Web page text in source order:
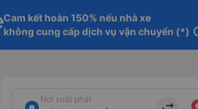
Cam kết hoàn 150% nếu nhà xe
không cung cấp dịch vụ vận chuyển (*)
Nơi xuất phát